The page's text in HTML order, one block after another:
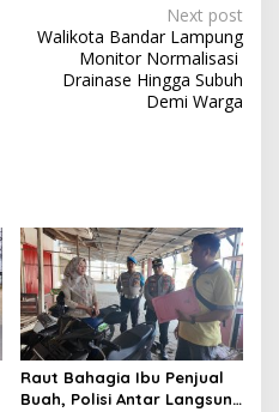
Next post
Walikota Bandar Lampung
Monitor Normalisasi
Drainase Hingga Subuh
Demi Warga
Raut Bahagia Ibu Penjual
Buah, Polisi Antar Langsung